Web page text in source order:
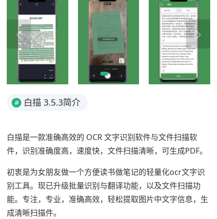
# 白描 3.5.3简介
白描是一款准确高效的 OCR 文字识别软件与文件扫描软
件，识别准确度高，速度快，文件扫描清晰，可生成PDF。
初衷是为女朋友做一个方便读书做笔记的轻量化ocr文字识
别工具。现已升级批量识别与翻译功能，以及文件扫描功
能。专注，专业，准确高效，轻松提取图片中文字信息，生
成清晰扫描件。